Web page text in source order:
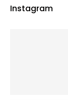
Instagram